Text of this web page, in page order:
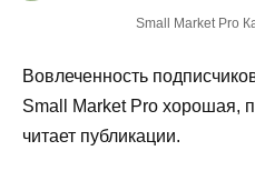
Small Market Pro
Вовлеченность
Small Market Pro хорошая,
читает публикации.